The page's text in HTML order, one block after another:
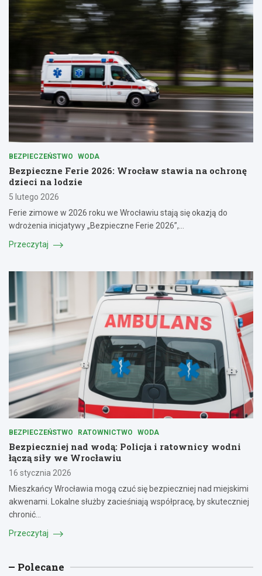
BEZPIECZEŃSTWO WODA
Bezpieczne Ferie 2026: Wrocław stawia na ochronę
dzieci na lodzie
5 lutego 2026
Ferie zimowe w 2026 roku we Wrocławiu stają się okazją do
wdrożenia inicjatywy „Bezpieczne Ferie 2026”,…
Przeczytaj
BEZPIECZEŃSTWO RATOWNICTWO WODA
Bezpieczniej nad wodą: Policja i ratownicy wodni
łączą siły we Wrocławiu
16 stycznia 2026
Mieszkańcy Wrocławia mogą czuć się bezpieczniej nad miejskimi
akwenami. Lokalne służby zacieśniają współpracę, by skuteczniej
chronić…
Przeczytaj
Polecane